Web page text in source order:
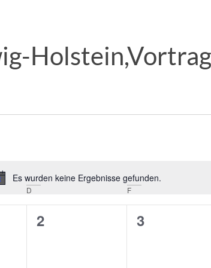
Holstein,Vortrag
Hinweis
Es wurden keine Ergebnisse gefunden.
D F
0
2
0
3